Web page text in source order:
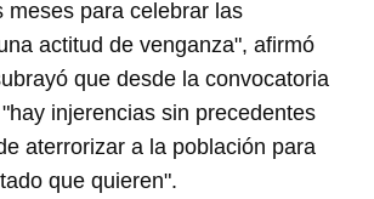
meses para celebrar las
actitud de venganza", afirmó
que desde la convocatoria
injerencias sin precedentes
aterrorizar a la población para
que quieren".